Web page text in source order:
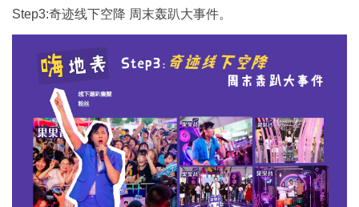
Step3:奇迹线下空降 周末轰趴大事件。